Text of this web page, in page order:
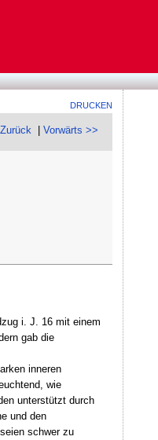
DRUCKEN
|Vorwärts >>
i. J. 16 mit einem
gab die
inneren
wie
unterstützt durch
und den
schwer zu